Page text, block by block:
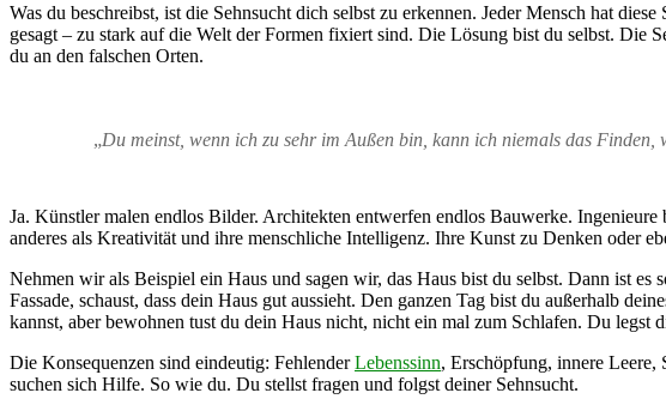
Was du beschreibst, ist die Sehnsucht dich selbst zu erkennen. Jeder Mensch hat
gesagt – zu stark auf die Welt der Formen fixiert sind. Die Lösung bist du selbst. Die
du an den falschen Orten.
„Du meinst, wenn ich zu sehr im Außen bin, kann ich niemals das Finden,
Ja. Künstler malen endlos Bilder. Architekten entwerfen endlos Bauwerke.
anderes als Kreativität und ihre menschliche Intelligenz. Ihre Kunst zu Denken oder
Nehmen wir als Beispiel ein Haus und sagen wir, das Haus bist du selbst. Dann ist
Fassade, schaust, dass dein Haus gut aussieht. Den ganzen Tag bist du außerhalb
kannst, aber bewohnen tust du dein Haus nicht, nicht ein mal zum Schlafen. Du
Die Konsequenzen sind eindeutig: FehlenderLebenssinn, Erschöpfung, innere Leere,
suchen sich Hilfe. So wie du. Du stellst fragen und folgst deiner Sehnsucht.